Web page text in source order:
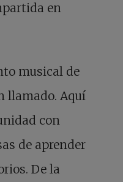
en
musical de
llamado. Aquí
con
de aprender
De la